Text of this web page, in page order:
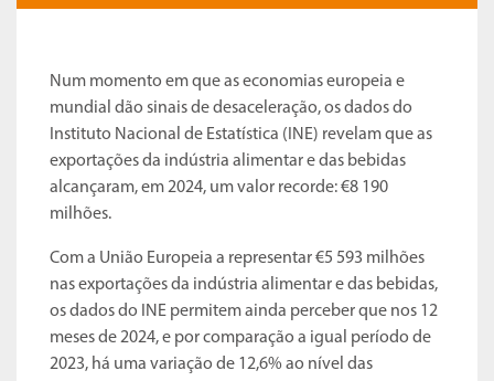
Num momento em que as economias europeia e
mundial dão sinais de desaceleração, os dados do
Instituto Nacional de Estatística (INE) revelam que as
exportações da indústria alimentar e das bebidas
alcançaram, em 2024, um valor recorde: €8 190
milhões.
Com a União Europeia a representar €5 593 milhões
nas exportações da indústria alimentar e das bebidas,
os dados do INE permitem ainda perceber que nos 12
meses de 2024, e por comparação a igual período de
2023, há uma variação de 12,6% ao nível das